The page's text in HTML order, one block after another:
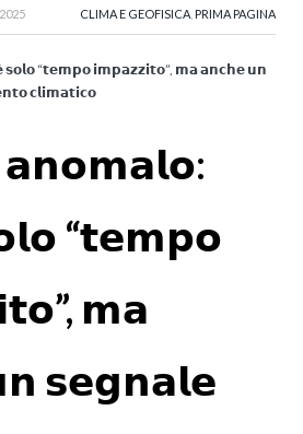
CLIMA E GEOFISICA PRIMA PAGINA
“𝘁𝗲𝗺𝗽𝗼 𝗶𝗺𝗽𝗮𝘇𝘇𝗶𝘁𝗼”, 𝗺𝗮 𝗮𝗻𝗰𝗵𝗲 𝘂𝗻
𝗰𝗹𝗶𝗺𝗮𝘁𝗶𝗰𝗼
“𝘁𝗲𝗺𝗽𝗼
𝗺𝗮
𝘀𝗲𝗴𝗻𝗮𝗹𝗲